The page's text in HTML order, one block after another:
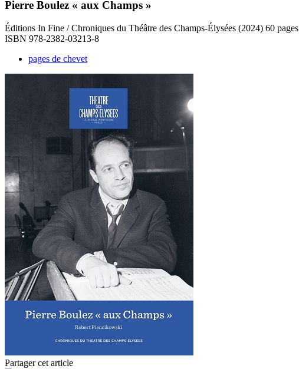
Pierre Boulez « aux Champs »
Éditions In Fine / Chroniques du Théâtre des Champs-Élysées (2024) 60 pages
ISBN 978-2382-03213-8
pages de chevet
Partager cet article